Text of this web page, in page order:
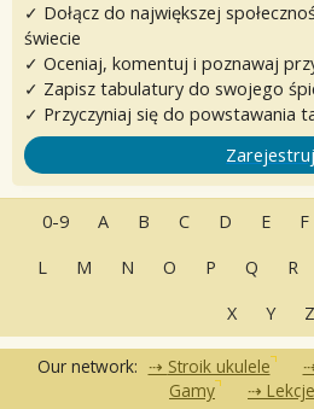
✓ Dołącz do największej
świecie
✓ Oceniaj, komentuj i poznawaj
✓ Zapisz tabulatury do swojego
✓ Przyczyniaj się do powstawania
Zarejestruj
0-9 A B C D E F
L
M N O P Q R
X
Y Z
Our network: Stroik ukulele
Gamy
Lekcje